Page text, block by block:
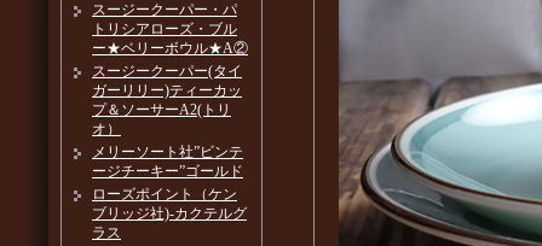
スージークーパー・パ
トリシアローズ・ブル
ー★ベリーボウル★A②
スージークーパー(タイ
ガーリリー)ティーカッ
プ＆ソーサーA2(トリ
オ）
メリーソート社”ビンテ
ージチーキー”ゴールド
ローズポイント（ケン
ブリッジ社)-カクテルグ
ラス